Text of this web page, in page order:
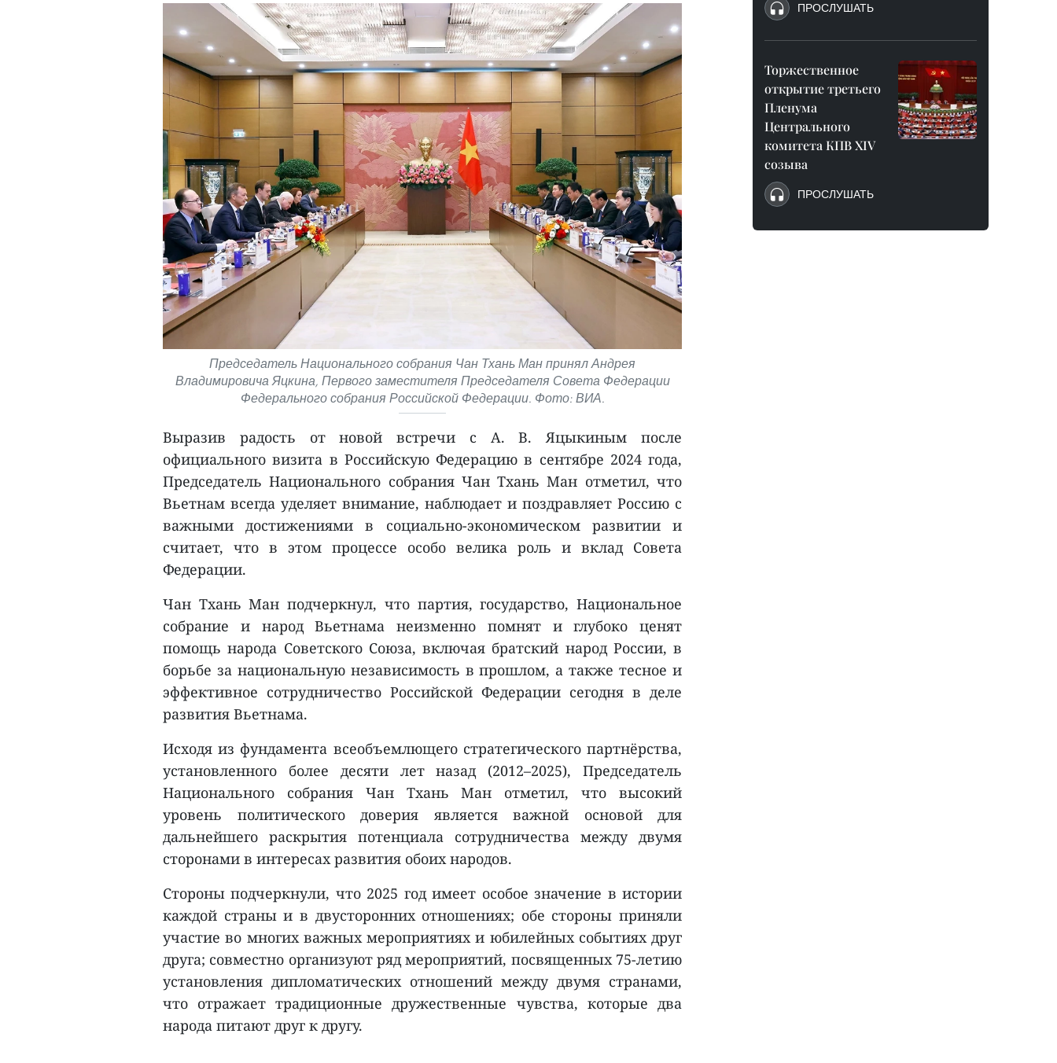
Председатель Национального собрания Чан Тхань Ман принял Андрея
Владимировича Яцкина, Первого заместителя Председателя Совета Федерации
Федерального собрания Российской Федерации. Фото: ВИА.
Выразив радость от новой встречи с А. В. Яцыкиным после
официального визита в Российскую Федерацию в сентябре 2024 года,
Председатель Национального собрания Чан Тхань Ман отметил, что
Вьетнам всегда уделяет внимание, наблюдает и поздравляет Россию с
важными достижениями в социально-экономическом развитии и
считает, что в этом процессе особо велика роль и вклад Совета
Федерации.
Чан Тхань Ман подчеркнул, что партия, государство, Национальное
собрание и народ Вьетнама неизменно помнят и глубоко ценят
помощь народа Советского Союза, включая братский народ России, в
борьбе за национальную независимость в прошлом, а также тесное и
эффективное сотрудничество Российской Федерации сегодня в деле
развития Вьетнама.
Исходя из фундамента всеобъемлющего стратегического партнёрства,
установленного более десяти лет назад (2012–2025), Председатель
Национального собрания Чан Тхань Ман отметил, что высокий
уровень политического доверия является важной основой для
дальнейшего раскрытия потенциала сотрудничества между двумя
сторонами в интересах развития обоих народов.
Стороны подчеркнули, что 2025 год имеет особое значение в истории
каждой страны и в двусторонних отношениях; обе стороны приняли
участие во многих важных мероприятиях и юбилейных событиях друг
друга; совместно организуют ряд мероприятий, посвященных 75-летию
установления дипломатических отношений между двумя странами,
что отражает традиционные дружественные чувства, которые два
народа питают друг к другу.
ПРОСЛУШАТЬ
Торжественное
открытие третьего
Пленума
Центрального
комитета КПВ XIV
созыва
ПРОСЛУШАТЬ